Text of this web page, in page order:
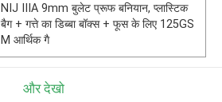
NIJ IIIA 9mm बुलेट प्रूफ बनियान, प्लास्टिक
बैग + गत्ते का डिब्बा बॉक्स + फूस के लिए 125GS
M आर्थिक गै
और देखो